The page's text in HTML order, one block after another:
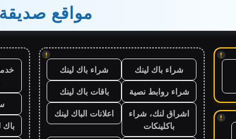
مواقع صديقة
!
!
!
شراء باك لينك
شراء باك لينك
شراء روابط نصية
باقات باك لينك
اشراق لنك، شراء
باكلينكات
اعلانات الباك لينك
باك